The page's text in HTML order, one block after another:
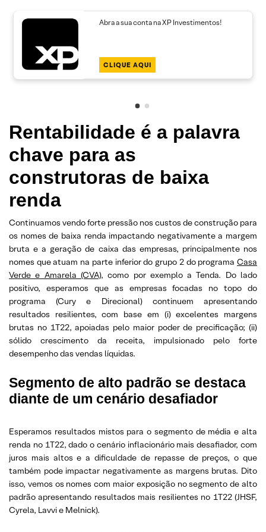
Abra a sua conta na XP Investimentos!
CLIQUE AQUI
Rentabilidade é a palavra
chave para as
construtoras de baixa
renda
Continuamos vendo forte pressão nos custos de construção para
os nomes de baixa renda impactando negativamente a margem
bruta e a geração de caixa das empresas, principalmente nos
nomes que atuam na parte inferior do grupo 2 do programa Casa
Verde e Amarela (CVA), como por exemplo a Tenda. Do lado
positivo, esperamos que as empresas focadas no topo do
programa (Cury e Direcional) continuem apresentando
resultados resilientes, com base em (i) excelentes margens
brutas no 1T22, apoiadas pelo maior poder de precificação; (ii)
sólido crescimento da receita, impulsionado pelo forte
desempenho das vendas líquidas.
Segmento de alto padrão se destaca
diante de um cenário desafiador
Esperamos resultados mistos para o segmento de média e alta
renda no 1T22, dado o cenário inflacionário mais desafiador, com
juros mais altos e a dificuldade de repasse de preços, o que
também pode impactar negativamente as margens brutas. Dito
isso, vemos os nomes com maior exposição no segmento de alto
padrão apresentando resultados mais resilientes no 1T22 (JHSF,
Cyrela, Lavvi e Melnick).